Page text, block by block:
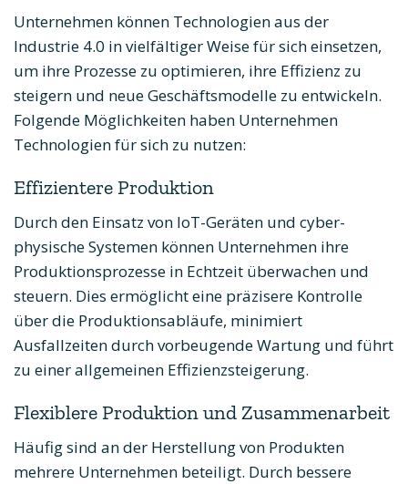
Unternehmen können Technologien aus der
Industrie 4.0 in vielfältiger Weise für sich einsetzen,
um ihre Prozesse zu optimieren, ihre Effizienz zu
steigern und neue Geschäftsmodelle zu entwickeln.
Folgende Möglichkeiten haben Unternehmen
Technologien für sich zu nutzen:
Effizientere Produktion
Durch den Einsatz von IoT-Geräten und cyber-
physische Systemen können Unternehmen ihre
Produktionsprozesse in Echtzeit überwachen und
steuern. Dies ermöglicht eine präzisere Kontrolle
über die Produktionsabläufe, minimiert
Ausfallzeiten durch vorbeugende Wartung und führt
zu einer allgemeinen Effizienzsteigerung.
Flexiblere Produktion und Zusammenarbeit
Häufig sind an der Herstellung von Produkten
mehrere Unternehmen beteiligt. Durch bessere